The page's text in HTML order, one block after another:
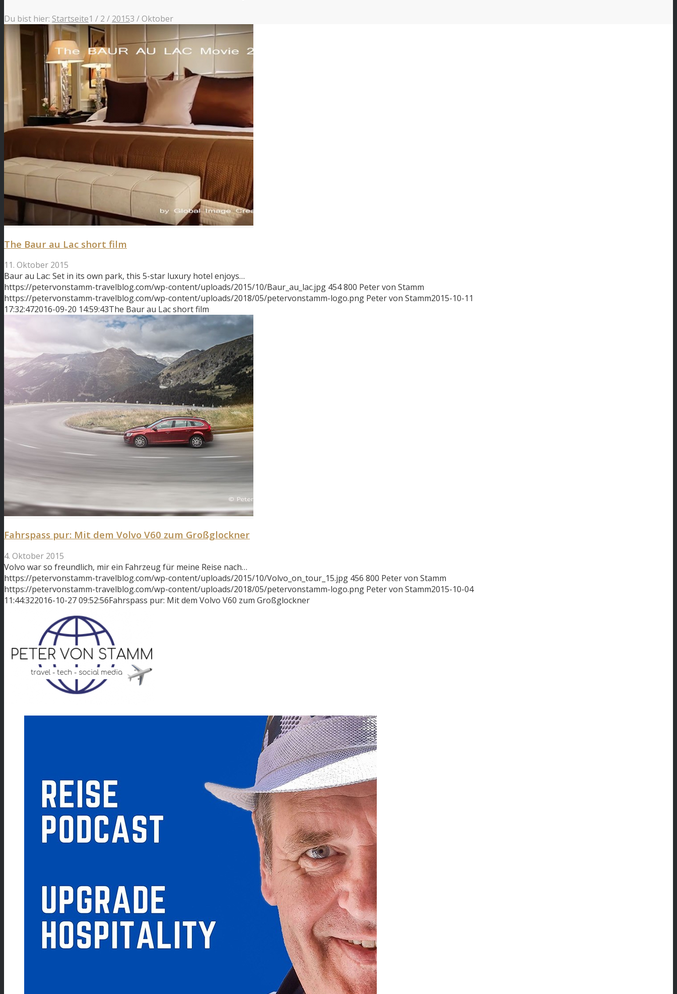
Du bist hier: Startseite1 / 2 / 20153 / Oktober
The Baur au Lac short film
11. Oktober 2015
Baur au Lac: Set in its own park, this 5-star luxury hotel enjoys…
https://petervonstamm-travelblog.com/wp-content/uploads/2015/10/Baur_au_lac.jpg 454800 Peter von Stamm
https://petervonstamm-travelblog.com/wp-content/uploads/2018/05/petervonstamm-logo.png Peter von Stamm2015-10-11
17:32:472016-09-20 14:59:43The Baur au Lac short film
Fahrspass pur: Mit dem Volvo V60 zum Großglockner
4. Oktober 2015
Volvo war so freundlich, mir ein Fahrzeug für meine Reise nach…
https://petervonstamm-travelblog.com/wp-content/uploads/2015/10/Volvo_on_tour_15.jpg 456 800 Peter von Stamm
https://petervonstamm-travelblog.com/wp-content/uploads/2018/05/petervonstamm-logo.png Peter von Stamm2015-10-04
11:44:322016-10-27 09:52:56Fahrspass pur: Mit dem Volvo V60 zum Großglockner